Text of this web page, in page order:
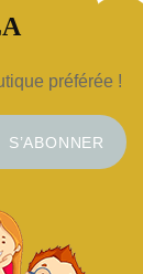
préférée !
S’ABONNER